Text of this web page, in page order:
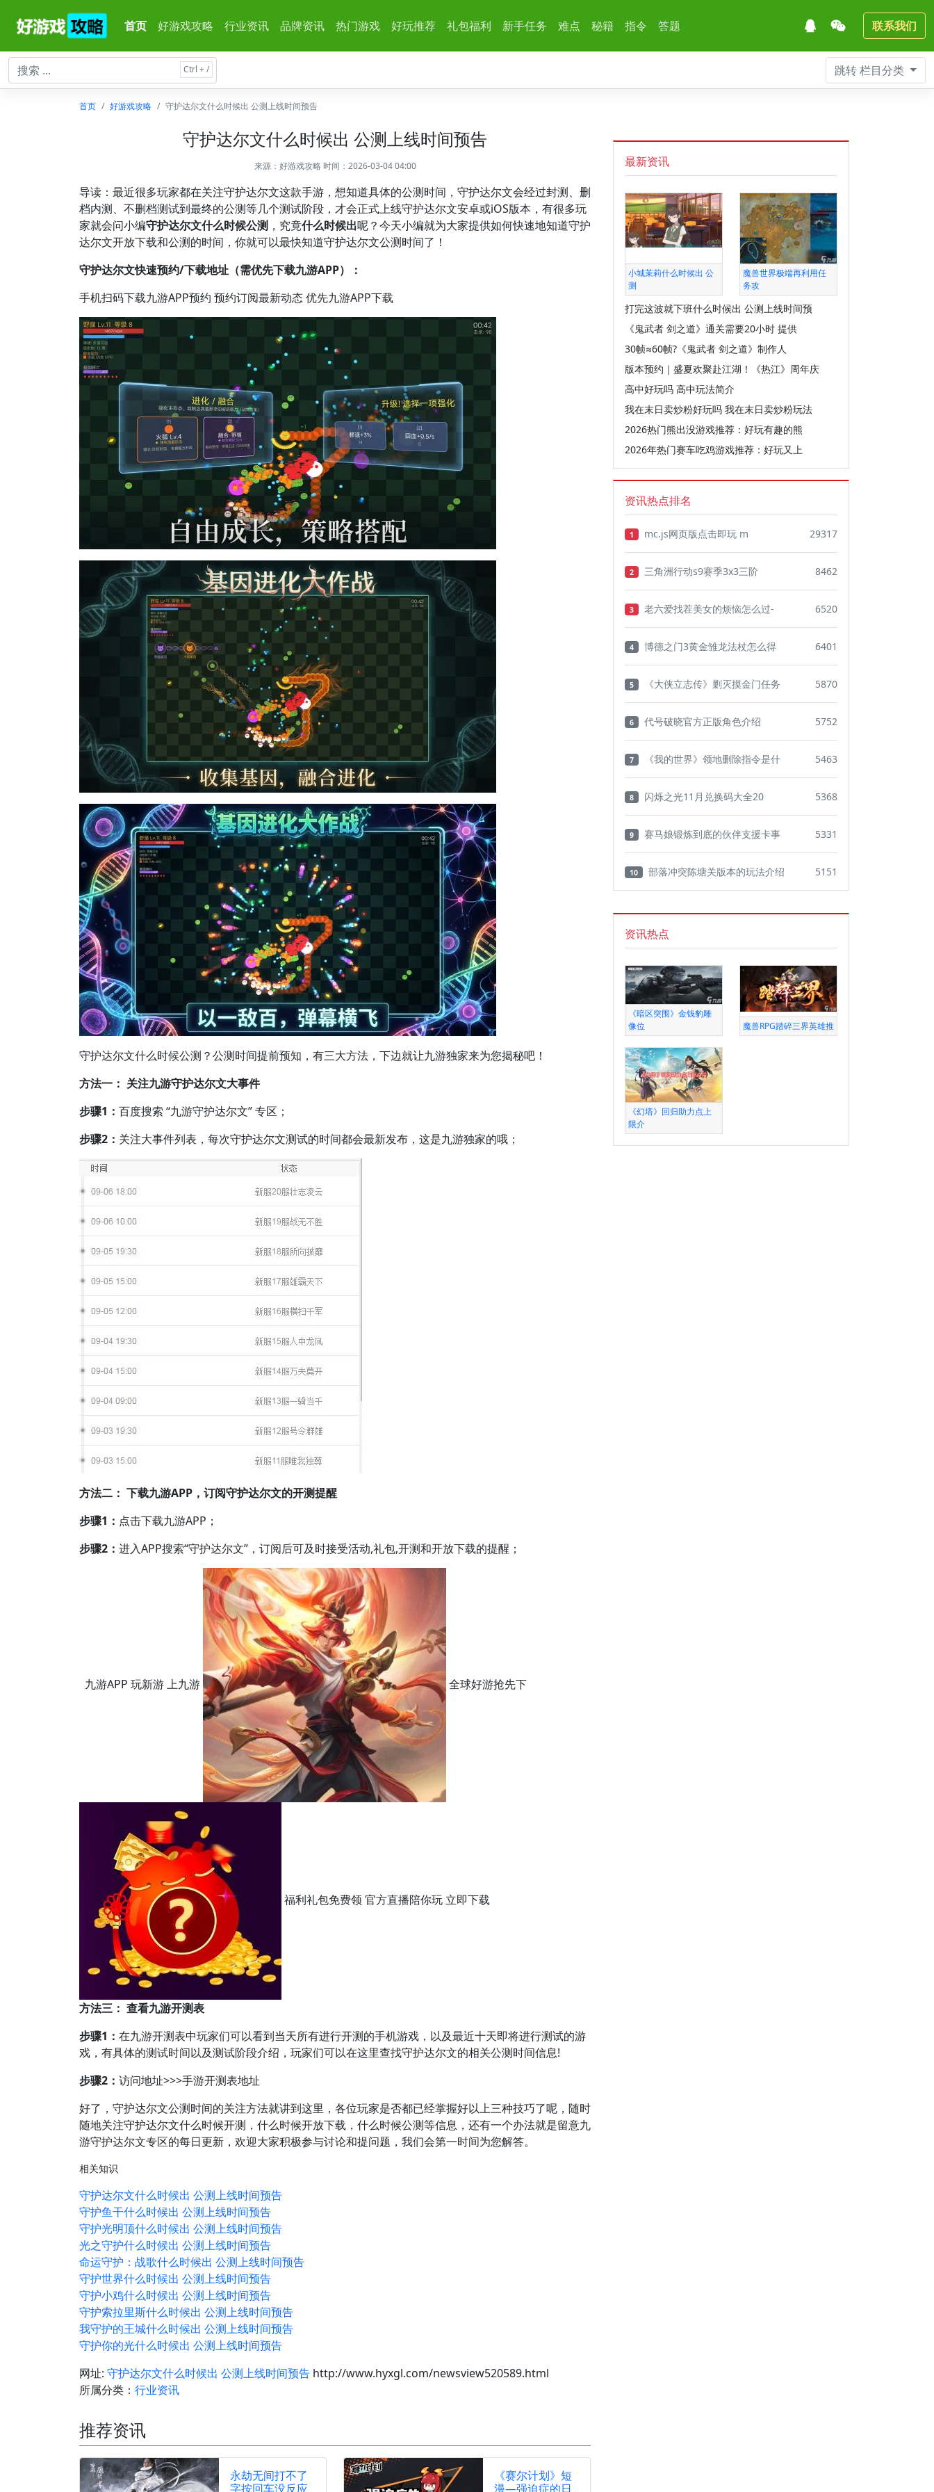
首页 好游戏攻略 行业资讯 品牌资讯 热门游戏 好玩推荐 礼包福利 新手任务 难点 秘籍 指令 答题 联系我们
跳转栏目分类
首页 好游戏攻略 守护达尔文什么时候出 公测上线时间预告
守护达尔文什么时候出 公测上线时间预告
来源： 好游戏攻略时间：2026-03-04 04:00
导读：最近很多玩家都在关注守护达尔文这款手游，想知道具体的公测时间，守护达尔文会经过封测、删
档内测、不删档测试到最终的公测等几个测试阶段，才会正式上线守护达尔文安卓或iOS版本，有很多玩
家就会问小编守护达尔文什么时候公测 ，究竟什么时候出呢？今天小编就为大家提供如何快速地知道守护
达尔文开放下载和公测的时间，你就可以最快知道守护达尔文公测时间了！
守护达尔文快速预约/下载地址（需优先下载九游APP）：
手机扫码下载九游APP预约 预约订阅最新动态 优先九游APP下载
守护达尔文什么时候公测？公测时间提前预知，有三大方法，下边就让九游独家来为您揭秘吧！
方法一： 关注九游守护达尔文大事件
步骤1： 百度搜索 “九游守护达尔文” 专区；
步骤2： 关注大事件列表，每次守护达尔文测试的时间都会最新发布，这是九游独家的哦；
方法二： 下载九游APP，订阅守护达尔文的开测提醒
步骤1： 点击下载九游APP；
步骤2： 进入APP搜索“守护达尔文”，订阅后可及时接受活动,礼包,开测和开放下载的提醒；
九游APP 玩新游 上九游 全球好游抢先下
福利礼包免费领 官方直播陪你玩 立即下载
方法三： 查看九游开测表
步骤1： 在九游开测表中玩家们可以看到当天所有进行开测的手机游戏，以及最近十天即将进行测试的游
戏，有具体的测试时间以及测试阶段介绍，玩家们可以在这里查找守护达尔文的相关公测时间信息!
步骤2： 访问地址>>>手游开测表地址
好了，守护达尔文公测时间的关注方法就讲到这里，各位玩家是否都已经掌握好以上三种技巧了呢，随时
随地关注守护达尔文什么时候开测，什么时候开放下载，什么时候公测等信息，还有一个办法就是留意九
游守护达尔文专区的每日更新，欢迎大家积极参与讨论和提问题，我们会第一时间为您解答。
相关知识
守护达尔文什么时候出 公测上线时间预告
守护鱼干什么时候出 公测上线时间预告
守护光明顶什么时候出 公测上线时间预告
光之守护什么时候出 公测上线时间预告
命运守护：战歌什么时候出 公测上线时间预告
守护世界什么时候出 公测上线时间预告
守护小鸡什么时候出 公测上线时间预告
守护索拉里斯什么时候出 公测上线时间预告
我守护的王城什么时候出 公测上线时间预告
守护你的光什么时候出 公测上线时间预告
网址: 守护达尔文什么时候出 公测上线时间预告 http://www.hyxgl.com/newsview520589.html
所属分类： 行业资讯
推荐资讯
永劫无间打不了
字按回车没反应
《赛尔计划》短
漫—强迫症的日
最新资讯
小城茉莉什么时候出 公
测
魔兽世界极端再利用任
务攻
打完这波就下班什么时候出 公测上线时间预
《鬼武者 剑之道》通关需要20小时 提供
30帧≈60帧?《鬼武者 剑之道》制作人
版本预约｜盛夏欢聚赴江湖！《热江》周年庆
高中好玩吗 高中玩法简介
我在末日卖炒粉好玩吗 我在末日卖炒粉玩法
2026热门熊出没游戏推荐：好玩有趣的熊
2026年热门赛车吃鸡游戏推荐：好玩又上
资讯热点排名
1 mc.js网页版点击即玩 m 29317
2 三角洲行动s9赛季3x3三阶 8462
3 老六爱找茬美女的烦恼怎么过- 6520
4 博德之门3黄金雏龙法杖怎么得 6401
5 《大侠立志传》剿灭摸金门任务 5870
6 代号破晓官方正版角色介绍 5752
7 《我的世界》领地删除指令是什 5463
8 闪烁之光11月兑换码大全20 5368
9 赛马娘锻炼到底的伙伴支援卡事 5331
10 部落冲突陈塘关版本的玩法介绍 5151
资讯热点
《暗区突围》金钱豹雕
像位
魔兽RPG踏碎三界英雄推
《幻塔》回归助力点上
限介